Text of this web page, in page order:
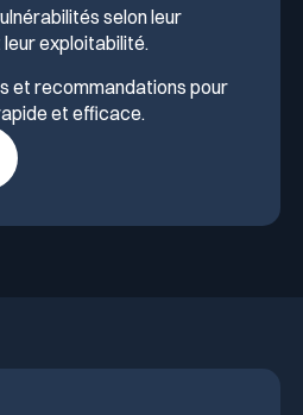
selon leur
exploitabilité.
et recommandations pour
et efficace.